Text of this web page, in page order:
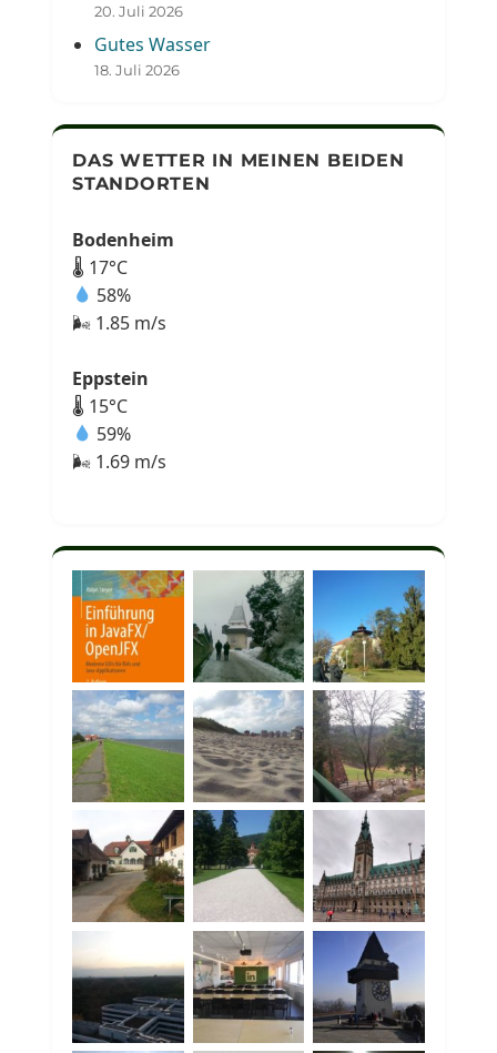
20. Juli 2026
Gutes Wasser
18. Juli 2026
DAS WETTER IN MEINEN BEIDEN
STANDORTEN
Bodenheim
🌡 17°C
58%
🌬 1.85 m/s
Eppstein
🌡 15°C
59%
🌬 1.69 m/s